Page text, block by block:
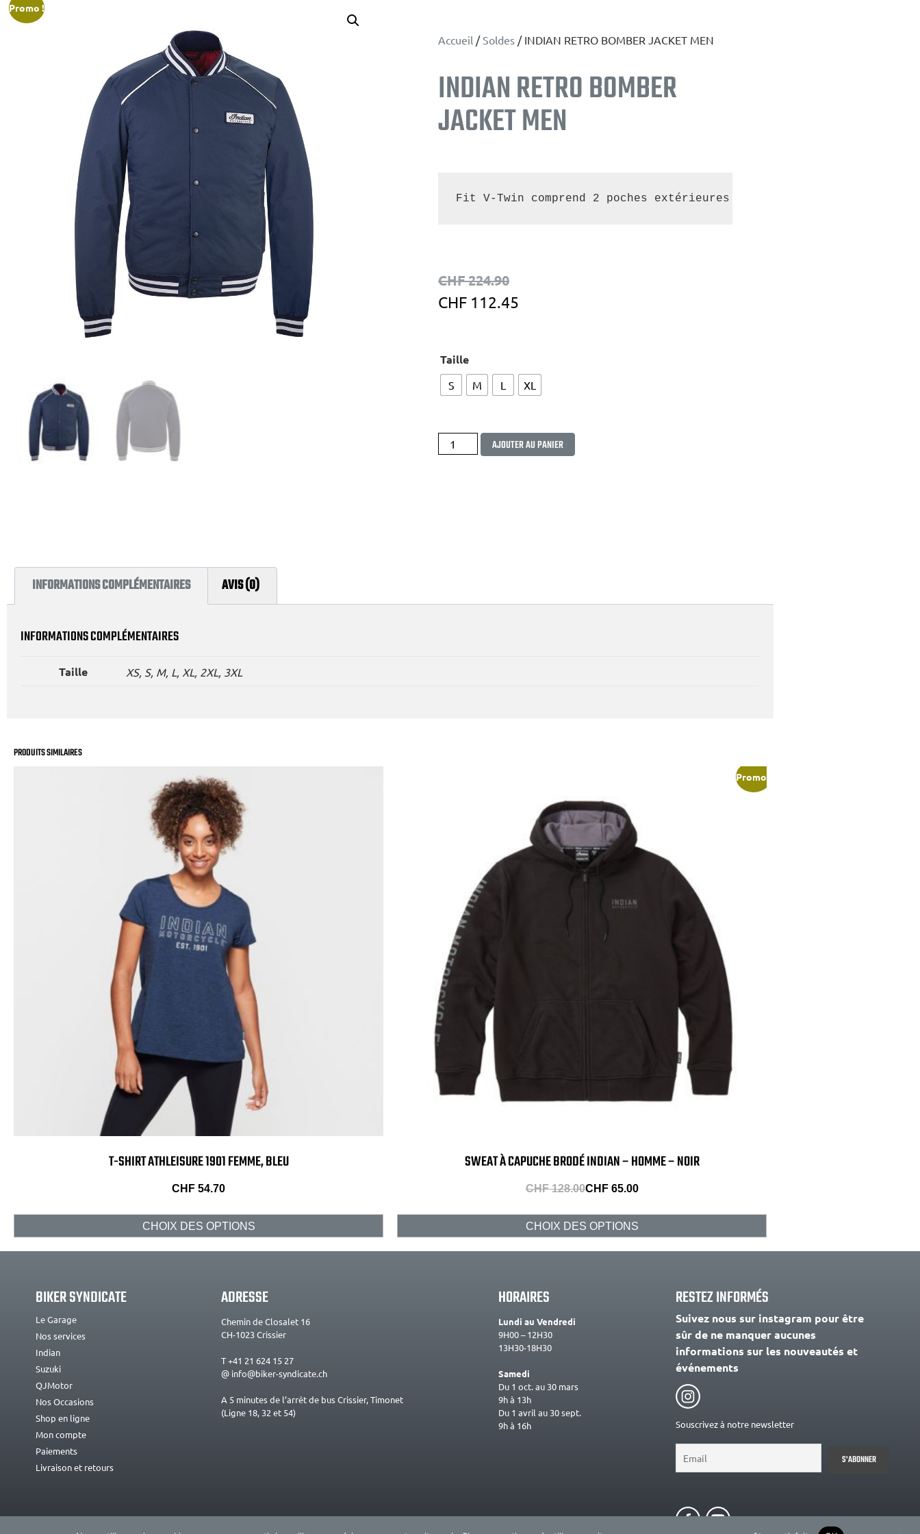
Promo !
Accueil / Soldes / INDIAN RETRO BOMBER JACKET MEN
INDIAN RETRO BOMBER
JACKET MEN
Fit V-Twin comprend 2 poches extérieures et 1 poche intérieure
CHF224.90
CHF 112.45
Taille
S M L XL
AJOUTER AU PANIER
INFORMATIONS COMPLÉMENTAIRES AVIS (0)
INFORMATIONS COMPLÉMENTAIRES
Taille XS, S, M, L, XL, 2XL, 3XL
PRODUITS SIMILAIRES
T-SHIRT ATHLEISURE 1901 FEMME, BLEU
CHF 54.70
CHOIX DES OPTIONS
Promo !
SWEAT À CAPUCHE BRODÉ INDIAN – HOMME – NOIR
CHF128.00CHF65.00
CHOIX DES OPTIONS
BIKER SYNDICATE
Le Garage
Nos services
Indian
Suzuki
QJMotor
Nos Occasions
Shop en ligne
Mon compte
Paiements
Livraison et retours
ADRESSE
Chemin de Closalet 16
CH-1023 Crissier
T +41 21 624 15 27
@ info@biker-syndicate.ch
A 5 minutes de l’arrêt de bus Crissier, Timonet
(Ligne 18, 32 et 54)
HORAIRES
Lundi au Vendredi
9H00 – 12H30
13H30-18H30
Samedi
Du 1 oct. au 30 mars
9h à 13h
Du 1 avril au 30 sept.
9h à 16h
RESTEZ INFORMÉS
Suivez nous sur instagram pour être
sûr de ne manquer aucunes
informations sur les nouveautés et
événements
Souscrivez à notre newsletter